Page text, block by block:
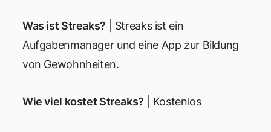
Was ist Streaks? | Streaks ist ein
Aufgabenmanager und eine App zur Bildung
von Gewohnheiten.
Wie viel kostet Streaks? | Kostenlos